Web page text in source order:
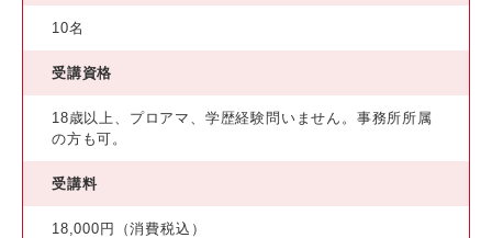
10名
受講資格
18歳以上、プロアマ、学歴経験問いません。事務所所属
の方も可。
受講料
18,000円（消費税込）